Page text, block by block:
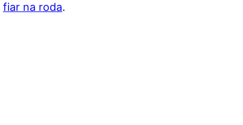
fiar na roda.